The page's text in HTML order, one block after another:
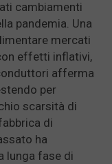
cambiamenti
pandemia. Una
mercati
effetti inflativi,
afferma
per
scarsità di
di
ha
lunga fase di